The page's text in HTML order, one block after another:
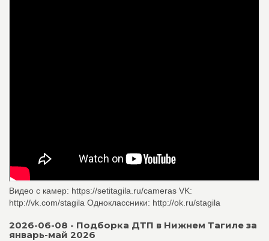
Видео с камер: https://setitagila.ru/cameras VK:
http://vk.com/stagila Одноклассники: http://ok.ru/stagila
2026-06-08 - Подборка ДТП в Нижнем Тагиле за
январь-май 2026